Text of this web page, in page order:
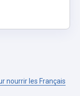
nourrir les Français